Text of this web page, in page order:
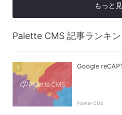
もっと
Palette CMS 記事ランキ
Google
Palette CMS